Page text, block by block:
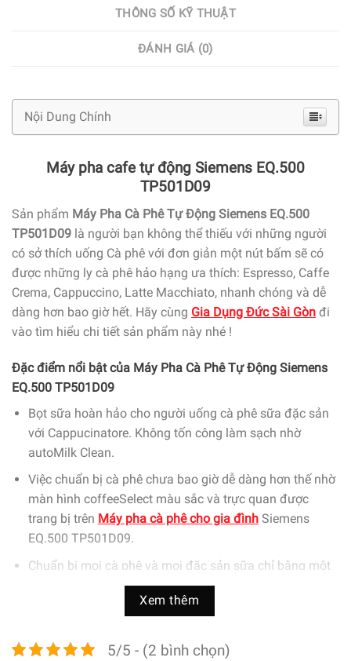
THÔNG SỐ KỸ THUẬT
ĐÁNH GIÁ (0)
Nội Dung Chính
Máy pha cafe tự động Siemens EQ.500
TP501D09
Sản phẩm Máy Pha Cà Phê Tự Động Siemens EQ.500
TP501D09 là người bạn không thể thiếu với những người
có sở thích uống Cà phê với đơn giản một nút bấm sẽ có
được những ly cà phê hảo hạng ưa thích: Espresso, Caffe
Crema, Cappuccino, Latte Macchiato, nhanh chóng và dễ
dàng hơn bao giờ hết. Hãy cùng Gia Dụng Đức Sài Gòn đi
vào tìm hiểu chi tiết sản phẩm này nhé !
Đặc điểm nổi bật của Máy Pha Cà Phê Tự Động Siemens
EQ.500 TP501D09
Bọt sữa hoàn hảo cho người uống cà phê sữa đặc sản
với Cappucinatore. Không tốn công làm sạch nhờ
autoMilk Clean.
Việc chuẩn bị cà phê chưa bao giờ dễ dàng hơn thế nhờ
màn hình coffeeSelect màu sắc và trực quan được
trang bị trên Máy pha cà phê cho gia đìnhSiemens
EQ.500 TP501D09.
Chuẩn bị mọi cà phê và mọi đặc sản sữa chỉ bằng một
nút chạm với chức năng oneTouch.
Xem thêm
5/5 - (2 bình chọn)